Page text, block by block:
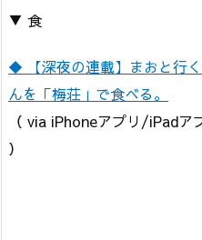
▼ 食
◆ 【深夜の連載】まおと行
んを「梅荘」で食べる。
（ via iPhoneアプリ/iPad
）